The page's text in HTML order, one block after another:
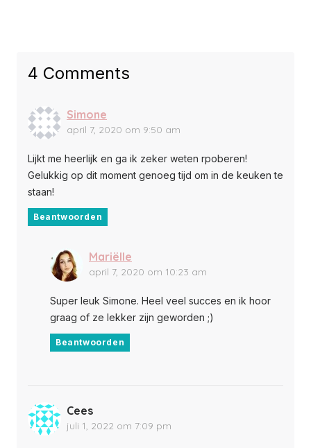
4 Comments
Simone
april 7, 2020 om 9:50 am
Lijkt me heerlijk en ga ik zeker weten rpoberen!
Gelukkig op dit moment genoeg tijd om in de keuken te
staan!
Beantwoorden
Mariëlle
april 7, 2020 om 10:23 am
Super leuk Simone. Heel veel succes en ik hoor
graag of ze lekker zijn geworden ;)
Beantwoorden
Cees
juli 1, 2022 om 7:09 pm